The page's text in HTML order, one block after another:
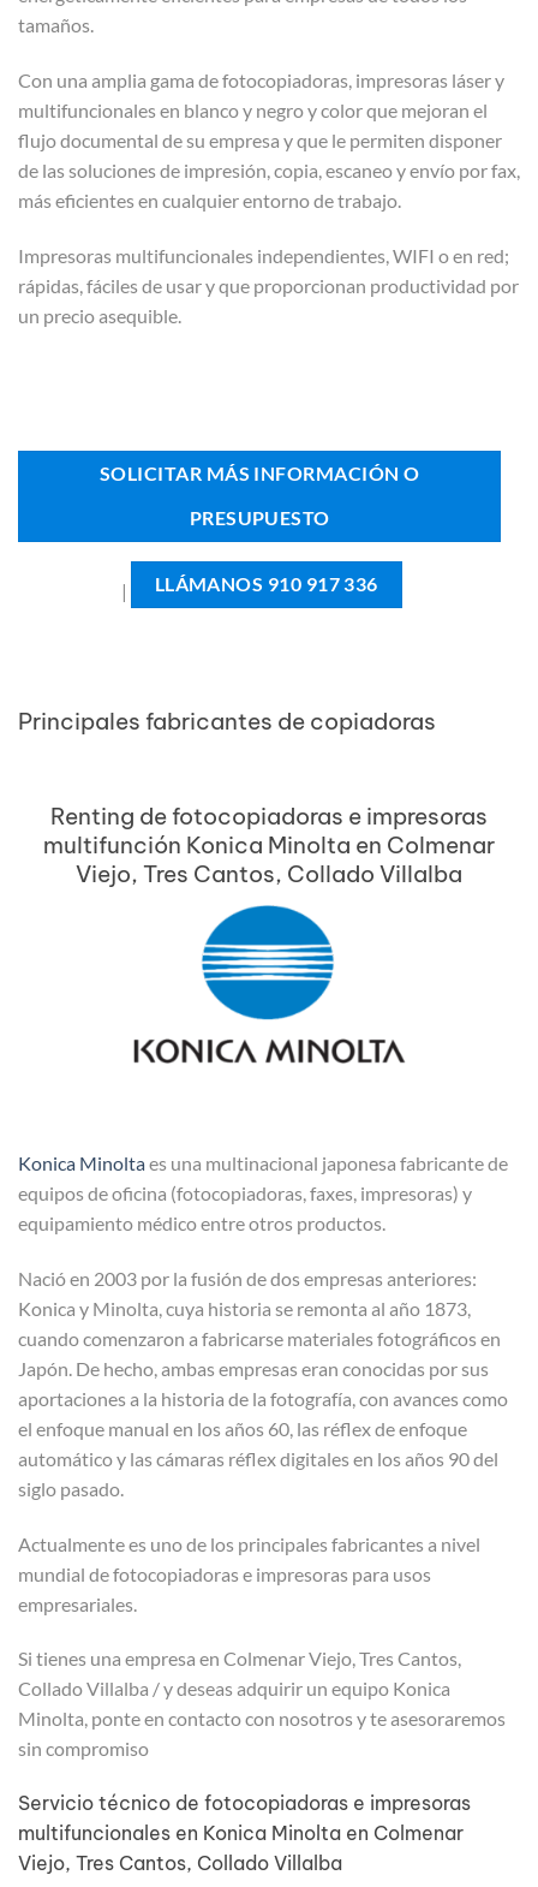
tamaños.
Con una amplia gama de fotocopiadoras, impresoras láser y
multifuncionales en blanco y negro y color que mejoran el
flujo documental de su empresa y que le permiten disponer
de las soluciones de impresión, copia, escaneo y envío por fax,
más eficientes en cualquier entorno de trabajo.
Impresoras multifuncionales independientes, WIFI o en red;
rápidas, fáciles de usar y que proporcionan productividad por
un precio asequible.
SOLICITAR MÁS INFORMACIÓN O
PRESUPUESTO
| LLÁMANOS 910 917 336
Principales fabricantes de copiadoras
Renting de fotocopiadoras e impresoras
multifunción Konica Minolta en Colmenar
Viejo, Tres Cantos, Collado Villalba
Konica Minoltaes una multinacional japonesa fabricante de
equipos de oficina (fotocopiadoras, faxes, impresoras) y
equipamiento médico entre otros productos.
Nació en 2003 por la fusión de dos empresas anteriores:
Konica y Minolta, cuya historia se remonta al año 1873,
cuando comenzaron a fabricarse materiales fotográficos en
Japón. De hecho, ambas empresas eran conocidas por sus
aportaciones a la historia de la fotografía, con avances como
el enfoque manual en los años 60, las réflex de enfoque
automático y las cámaras réflex digitales en los años 90 del
siglo pasado.
Actualmente es uno de los principales fabricantes a nivel
mundial de fotocopiadoras e impresoras para usos
empresariales.
Si tienes una empresa en Colmenar Viejo, Tres Cantos,
Collado Villalba / y deseas adquirir un equipo Konica
Minolta, ponte en contacto con nosotros y te asesoraremos
sin compromiso
Servicio técnico de fotocopiadoras e impresoras
multifuncionales en Konica Minolta en Colmenar
Viejo, Tres Cantos, Collado Villalba